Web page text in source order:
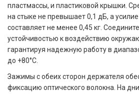
пластмассы, и пластиковой крышки.
на стыке не превышает 0,1 дБ, а
составляет не менее 0,45 кг.
устойчивостью к воздействию
гарантируя надежную работу в
до +80°С.
Зажимы с обеих сторон держателя
фиксацию оптического волокна. На